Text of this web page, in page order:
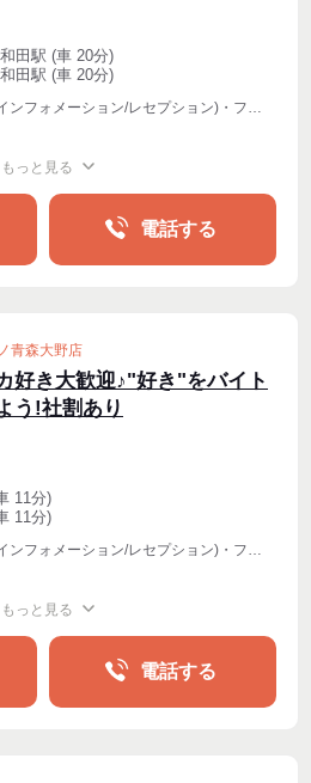
田駅 (車 20分)
田駅 (車 20分)
メーション/レセプション)・フロント、販売その他
もっと見る
電話する
青森大野店
好き大歓迎♪"好き"をバイト
う!社割あり
11分)
11分)
メーション/レセプション)・フロント、販売その他
もっと見る
電話する